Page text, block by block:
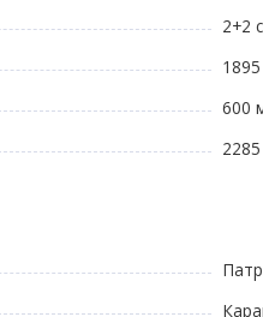
2+2
600